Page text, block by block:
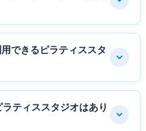
できるピラティススタ
ティススタジオはあり